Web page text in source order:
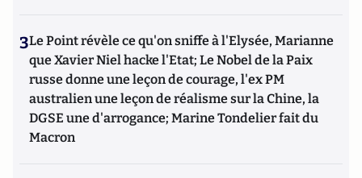
3Le Point révèle ce qu'on sniffe à l'Elysée, Marianne
que Xavier Niel hacke l'Etat; Le Nobel de la Paix
russe donne une leçon de courage, l'ex PM
australien une leçon de réalisme sur la Chine, la
DGSE une d'arrogance; Marine Tondelier fait du
Macron